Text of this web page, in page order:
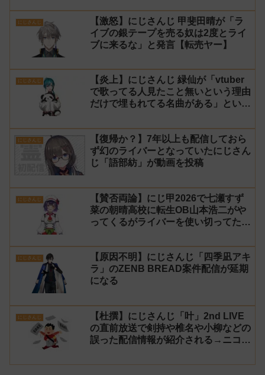
にじさんじ
【激怒】にじさんじ 甲斐田晴が「ラ
イブの銀テープを売る奴は2度とライ
ブに来るな」と発言【転売ヤー】
にじさんじ
【炎上】にじさんじ 緑仙が「vtuber
で歌ってる人見たこと無いという理由
だけで埋もれてる名曲がある」という
にじさんじ
【復帰か？】7年以上も配信しておら
ず幻のライバーとなっていたにじさん
じ「語部紡」が動画を投稿
にじさんじ
【賛否両論】にじ甲2026で七瀬すず
菜の朝晴高校に転生OB山本浩二がや
ってくるがライバーを使い切ってたの
イバーの転生が可能に
にじさんじ
【原因不明】にじさんじ「四季凪アキ
ラ」のZENB BREAD案件配信が延期
になる
にじさんじ
【杜撰】にじさんじ「叶」2nd LIVE
の直前放送で剣持や椎名や小柳などの
誤った配信情報が紹介される→ニコニ
【生成AI?】